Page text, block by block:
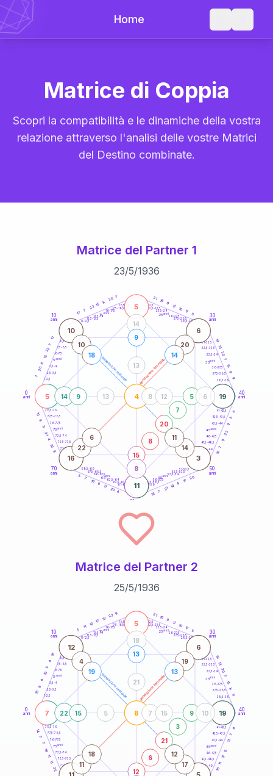
Home
Matrice di Coppia
Scopri la compatibilità e le dinamiche della vostra
relazione attraverso l'analisi delle vostre Matrici
del Destino combinate.
Matrice del Partner 1
23/5/1936
generazione maschile generazione femminile
0
anni
10
anni
30
anni
40
anni
50
anni
60
70
anni
1-2,5
2,5-3,5
3,5-4
6-7,5
7,5-8,5
8,5-9
11-12,5
12,5-13,5
13,5-14
16-17,5
17,5-18,5
18,5-19
21-22,5
22,5-23,5
23,5-24
26-27,5
27,5-28,5
28,5-29
31-32,5
32,5-33,5
33,5-34
36-37,5
37,5-38,5
38,5-39
41-42,5
42,5-43,5
43,5-44
46-47,5
47,5-48,5
48,5-49
51-52,5
52,5-53,5
53,5-54
56-57,5
57,5-58,5
58,5-59
61-62,5
62,5-63,5
63,5-64
66-67,5
67,5-68,5
68,5-69
71-72,5
72,5-73,5
73,5-74
76-77,5
77,5-78,5
78,5-79
7
20
8
15
22
7
17
17
7
22 15
8
20 7 21
16
9
11
10
17
5
19
13
20
7
15
8
9
6
5
9
22
11
7
10
20
17
4
14
21
7
18
4
20
11
9
16
7
5
8
10
4
21
11
8
13
5
5
19
11
4
10 6
16 3
15
8
20
7
5
14
14
6
8
9
9
8 12
13
13
10
18
20
14
22
6
14
11
5anni
15 anni 25anni
35anni
45anni
55anni
65anni
75anni
Matrice del Partner 2
25/5/1936
generazione maschile generazione femminile
0
anni
10
anni
30
anni
40
anni
1-2,5
2,5-3,5
3,5-4
6-7,5
7,5-8,5
8,5-9
11-12,5
12,5-13,5
13,5-14
16-17,5
17,5-18,5
18,5-19 21-22,5
22,5-23,5
23,5-24
26-27,5
27,5-28,5
28,5-29
31-32,5
32,5-33,5
33,5-34
36-37,5
37,5-38,5
38,5-39
41-42,5
42,5-43,5
43,5-44
46-47,5
47,5-48,5
48,5-49
71-72,5
72,5-73,5
73,5-74
76-77,5
77,5-78,5
78,5-79
15
8
9
19
5
4
16
5
11
10
17
12
22 9 21
16
9
11
10
17
5
19
13
20
7
15
8
9
8
7
13
6
17
11
16
22
11
11
18
7
7
14
7
5
19
8
12 6
12
6
21
3
9
22
18
10
15
13
7 15
5
21
4
19
19
13
11
18
17
12
5anni
15 anni 25anni
35anni
45anni
75anni